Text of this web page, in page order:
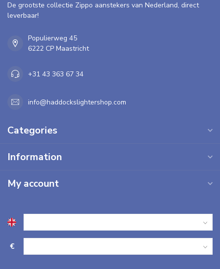
De grootste collectie Zippo aanstekers van Nederland, direct
leverbaar!
Populierweg 45
6222 CP Maastricht
+31 43 363 67 34
info@haddockslightershop.com
Categories
Information
My account
€